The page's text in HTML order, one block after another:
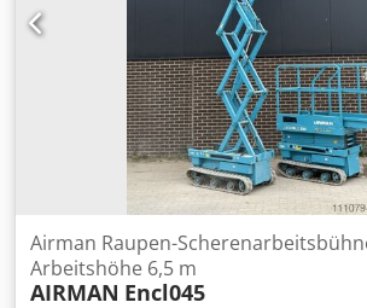
Airman Raupen-
Arbeitshöhe 6,5 m
AIRMAN Encl045